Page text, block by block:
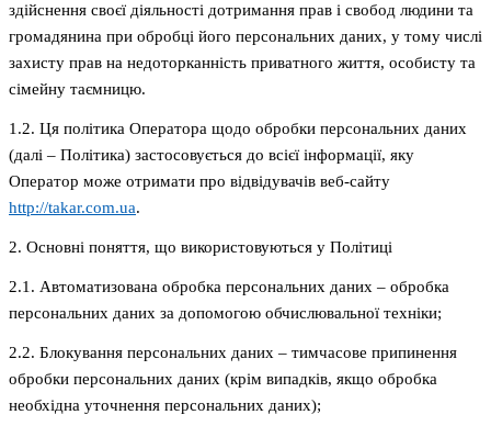
здійснення своєї діяльності дотримання прав і свобод людини та
громадянина при обробці його персональних даних, у тому числі
захисту прав на недоторканність приватного життя, особисту та
сімейну таємницю.
1.2. Ця політика Оператора щодо обробки персональних даних
(далі – Політика) застосовується до всієї інформації, яку
Оператор може отримати про відвідувачів веб-сайту
http://takar.com.ua.
2. Основні поняття, що використовуються у Політиці
2.1. Автоматизована обробка персональних даних – обробка
персональних даних за допомогою обчислювальної техніки;
2.2. Блокування персональних даних – тимчасове припинення
обробки персональних даних (крім випадків, якщо обробка
необхідна уточнення персональних даних);